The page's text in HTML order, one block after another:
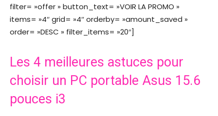
filter= »offer » button_text= »VOIR LA PROMO »
items= »4″ grid= »4″ orderby= »amount_saved »
order= »DESC » filter_items= »20″]
Les 4 meilleures astuces pour
choisir un PC portable Asus 15.6
pouces i3